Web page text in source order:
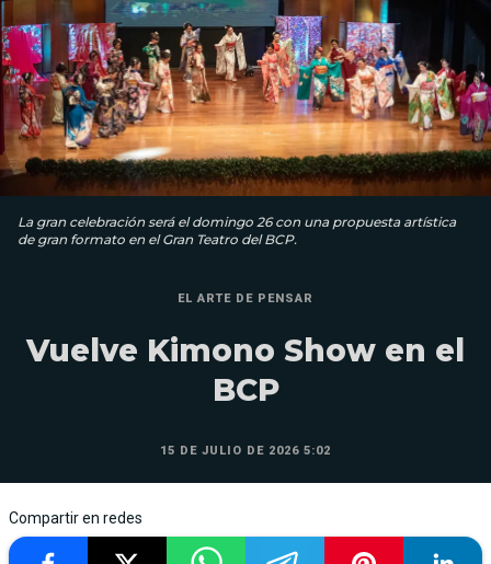
La gran celebración será el domingo 26 con una propuesta artística
de gran formato en el Gran Teatro del BCP.
EL ARTE DE PENSAR
Vuelve Kimono Show en el
BCP
15 DE JULIO DE 2026 5:02
Compartir en redes